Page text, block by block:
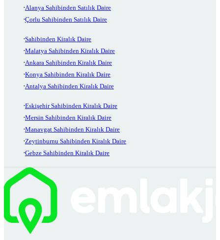
Alanya Sahibinden Satılık Daire
Çorlu Sahibinden Satılık Daire
Sahibinden Kiralık Daire
Malatya Sahibinden Kiralık Daire
Ankara Sahibinden Kiralık Daire
Konya Sahibinden Kiralık Daire
Antalya Sahibinden Kiralık Daire
Eskişehir Sahibinden Kiralık Daire
Mersin Sahibinden Kiralık Daire
Manavgat Sahibinden Kiralık Daire
Zeytinburnu Sahibinden Kiralık Daire
Gebze Sahibinden Kiralık Daire